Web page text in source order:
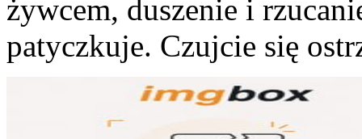
żywcem, duszenie i
patyczkuje. Czujcie się